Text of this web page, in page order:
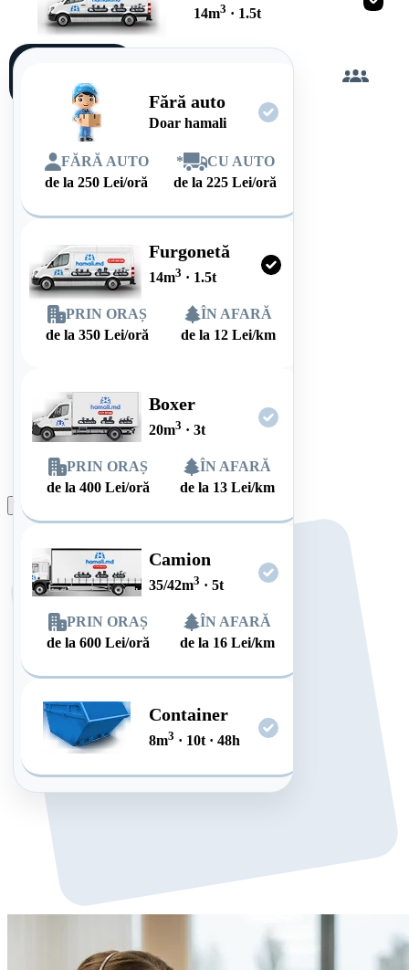
14m3 · 1.5t
Fără auto
Doar hamali
FĂRĂ AUTO
de la250 Lei/oră
*
CU AUTO
de la225 Lei/oră
Furgonetă
14m3 · 1.5t
PRIN ORAȘ
de la 350 Lei/oră
ÎN AFARĂ
de la 12 Lei/km
Boxer
20m3 · 3t
PRIN ORAȘ
de la400 Lei/oră
ÎN AFARĂ
de la 13 Lei/km
Camion
35/42m3 · 5t
PRIN ORAȘ
de la600 Lei/oră
ÎN AFARĂ
de la 16 Lei/km
Container
8m3 · 10t · 48h
singur
Plasează comanda